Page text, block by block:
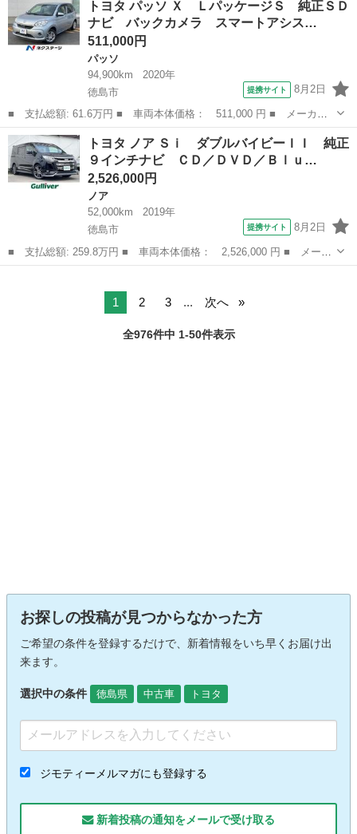
ビ スマートキー・プッシュスタート・シートヒーター・ＥＴＣ オ
ートライト・オート...
トヨタ パッソ Ｘ ＬパッケージＳ 純正ＳＤ
ナビ バックカメラ スマートアシス…
511,000円
パッソ
94,900km
2020年
徳島市
提携サイト 8月2日
■ 支払総額: 61.6万円 ■ 車両本体価格： 511,000 円 ■ メーカー
名： トヨタ ■ 車種名： パッソ ■ グレード名： Ｘ Ｌパッケ
ージＳ 純正ＳＤナビ バックカメラ スマートアシスト 禁煙車
ドラレコ コ...
徳島 徳島市 パッソ
トヨタ ノア Ｓｉ ダブルバイビーＩＩ 純正
９インチナビ ＣＤ／ＤＶＤ／Ｂｌｕ…
2,526,000円
ノア
52,000km
2019年
徳島市
提携サイト 8月2日
■ 支払総額: 259.8万円 ■ 車両本体価格： 2,526,000 円 ■ メーカ
ー名： トヨタ ■ 車種名： ノア ■ グレード名： Ｓｉ ダブル
1 2 3 ... 次へ
全976件中 1-50件表示
お探しの投稿が見つからなかった方
ご希望の条件を登録するだけで、新着情報をいち早くお届け出
来ます。
選択中の条件 徳島県 中古車 トヨタ
ジモティーメルマガにも登録する
新着投稿の通知をメールで受け取る